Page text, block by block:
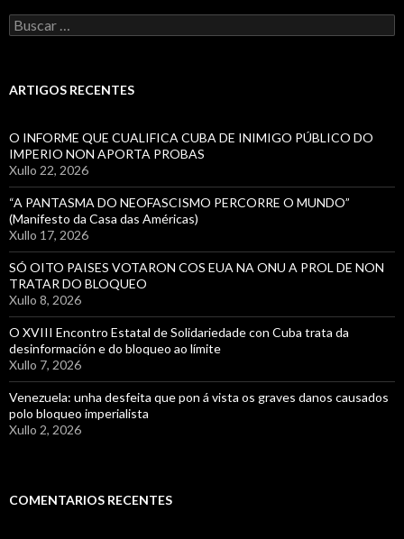
Buscar:
ARTIGOS RECENTES
O INFORME QUE CUALIFICA CUBA DE INIMIGO PÚBLICO DO
IMPERIO NON APORTA PROBAS
Xullo 22, 2026
“A PANTASMA DO NEOFASCISMO PERCORRE O MUNDO”
(Manifesto da Casa das Américas)
Xullo 17, 2026
SÓ OITO PAISES VOTARON COS EUA NA ONU A PROL DE NON
TRATAR DO BLOQUEO
Xullo 8, 2026
O XVIII Encontro Estatal de Solidariedade con Cuba trata da
desinformación e do bloqueo ao límite
Xullo 7, 2026
Venezuela: unha desfeita que pon á vista os graves danos causados
polo bloqueo imperialista
Xullo 2, 2026
COMENTARIOS RECENTES